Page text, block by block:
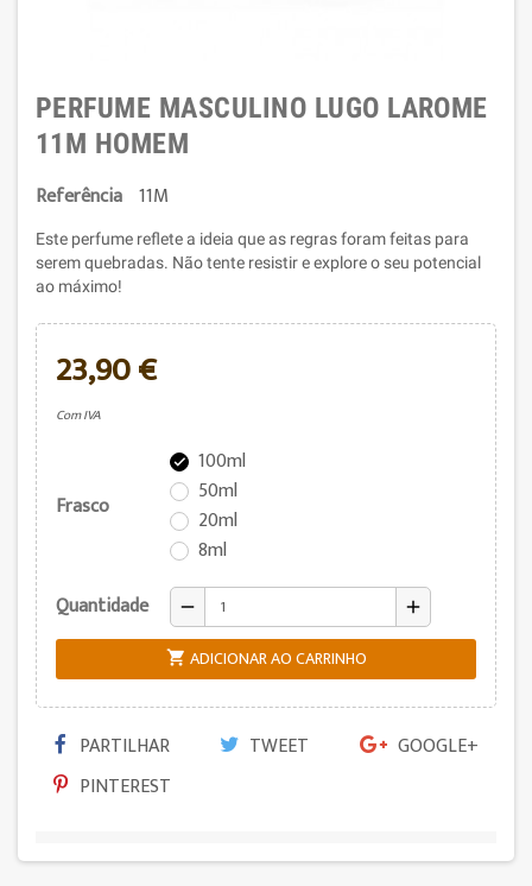
PERFUME MASCULINO LUGO LAROME
11M HOMEM
Referência 11M
Este perfume reflete a ideia que as regras foram feitas para
serem quebradas. Não tente resistir e explore o seu potencial
ao máximo!
23,90 €
Com IVA
Frasco

100ml
50ml
20ml
8ml
Quantidade
remove add
 ADICIONAR AO CARRINHO
PARTILHAR TWEET
GOOGLE+
PINTEREST